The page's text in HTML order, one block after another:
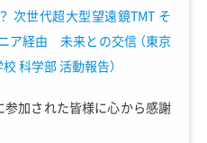
次世代超大型望遠鏡TMT そ
ア経由 未来との交信 （東京
科学部 活動報告）
加された皆様に心から感謝